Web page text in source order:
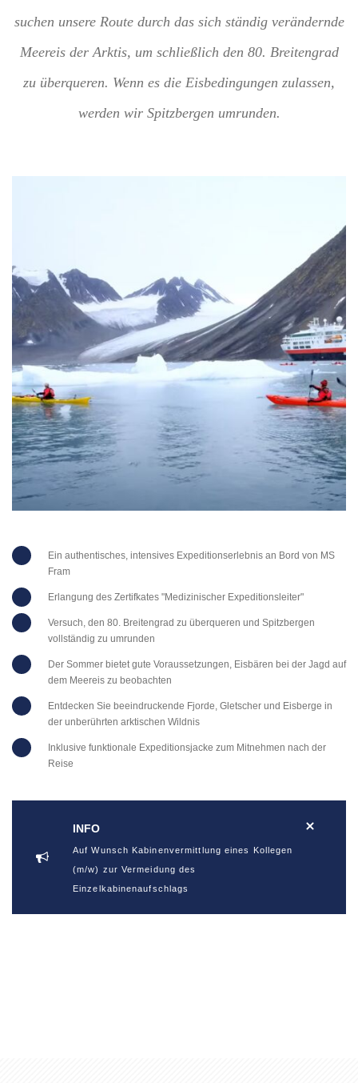
suchen unsere Route durch das sich ständig verändernde
Meereis der Arktis, um schließlich den 80. Breitengrad
zu überqueren. Wenn es die Eisbedingungen zulassen,
werden wir Spitzbergen umrunden.
Ein authentisches, intensives Expeditionserlebnis an Bord von MS
Fram
Erlangung des Zertifkates "Medizinischer Expeditionsleiter"
Versuch, den 80. Breitengrad zu überqueren und Spitzbergen
vollständig zu umrunden
Der Sommer bietet gute Voraussetzungen, Eisbären bei der Jagd auf
dem Meereis zu beobachten
Entdecken Sie beeindruckende Fjorde, Gletscher und Eisberge in
der unberührten arktischen Wildnis
Inklusive funktionale Expeditionsjacke zum Mitnehmen nach der
Reise
INFO
Auf Wunsch Kabinenvermittlung eines Kollegen
(m/w) zur Vermeidung des
Einzelkabinenaufschlags